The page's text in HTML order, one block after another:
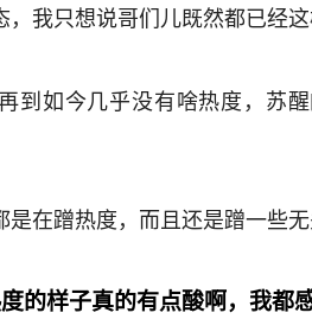
我只想说哥们儿既然都已经
到如今几乎没有啥热度，苏
在蹭热度，而且还是蹭一些无
的样子真的有点酸啊，我都